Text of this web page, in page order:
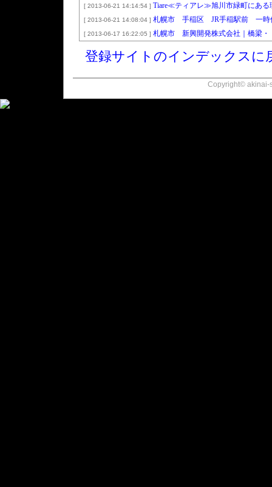
[ 2013-06-21 14:14:54 ] Tiare≪ティアレ≫旭川市緑町にある
[ 2013-06-21 14:08:04 ] 札幌市 手稲区 JR手稲駅前 一時
[ 2013-06-17 16:22:05 ] 札幌市 新興開発株式会社｜橋梁・
登録サイトのインデックスに
Copyright© akinai-